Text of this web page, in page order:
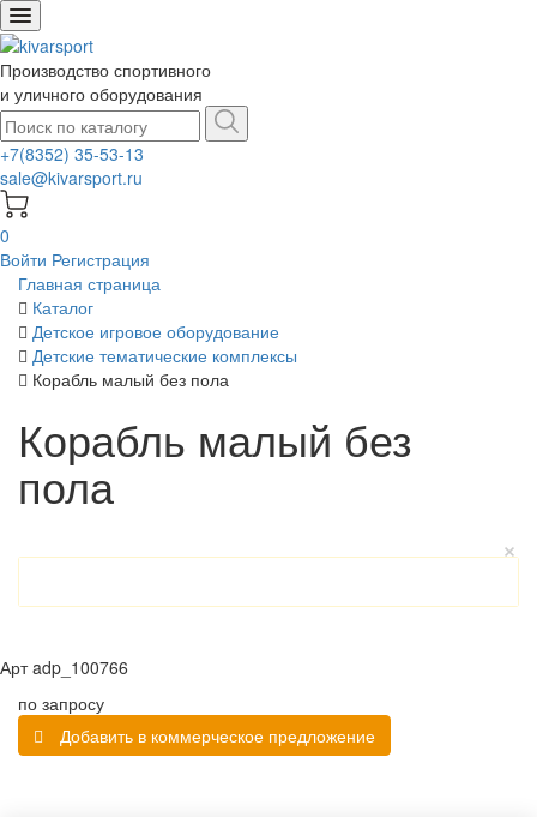
Производство спортивного
и уличного оборудования
+7(8352) 35-53-13
sale@kivarsport.ru
0
Войти Регистрация
Главная страница
Каталог
Детское игровое оборудование
Детские тематические комплексы
Корабль малый без пола
Корабль малый без
пола
Артadp_100766
по запросу
Добавить в коммерческое предложение